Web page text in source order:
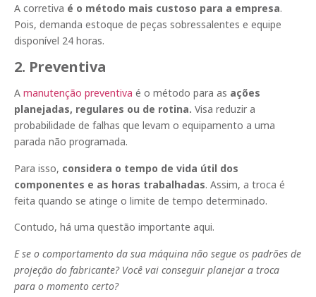
A corretiva é o método mais custoso para a empresa.
Pois, demanda estoque de peças sobressalentes e equipe
disponível 24 horas.
2. Preventiva
A manutenção preventiva é o método para as ações
planejadas, regulares ou de rotina. Visa reduzir a
probabilidade de falhas que levam o equipamento a uma
parada não programada.
Para isso, considera o tempo de vida útil dos
componentes e as horas trabalhadas. Assim, a troca é
feita quando se atinge o limite de tempo determinado.
Contudo, há uma questão importante aqui.
E se o comportamento da sua máquina não segue os padrões de
projeção do fabricante? Você vai conseguir planejar a troca
para o momento certo?